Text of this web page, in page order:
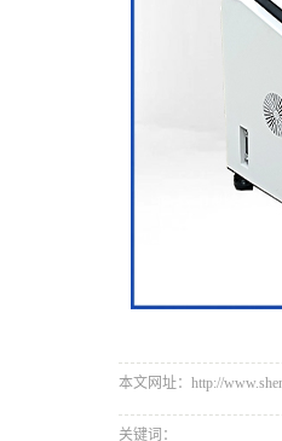
本文网址：http://
关键词：